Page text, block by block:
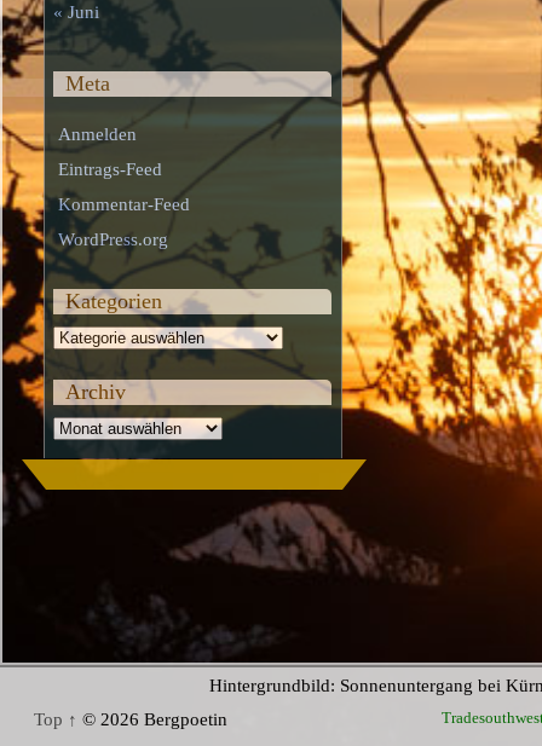
« Juni
Meta
Anmelden
Eintrags-Feed
Kommentar-Feed
WordPress.org
Kategorien
Kategorien
Archiv
Archiv
Hintergrundbild: Sonnenuntergang bei
Top ↑ © 2026 Bergpoetin